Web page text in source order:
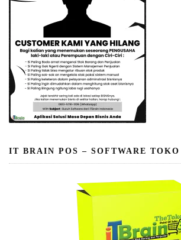
IT BRAIN POS – SOFTWARE